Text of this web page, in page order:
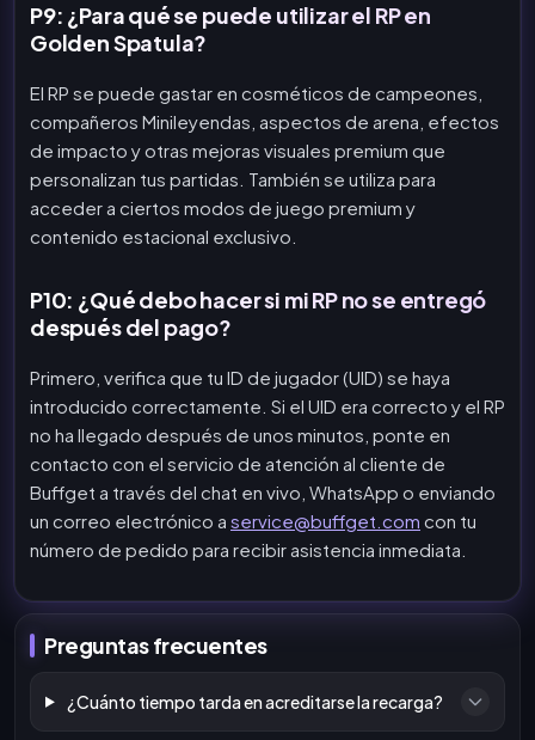
P9: ¿Para qué se puede utilizar el RP en
Golden Spatula?
El RP se puede gastar en cosméticos de campeones,
compañeros Minileyendas, aspectos de arena, efectos
de impacto y otras mejoras visuales premium que
personalizan tus partidas. También se utiliza para
acceder a ciertos modos de juego premium y
contenido estacional exclusivo.
P10: ¿Qué debo hacer si mi RP no se entregó
después del pago?
Primero, verifica que tu ID de jugador (UID) se haya
introducido correctamente. Si el UID era correcto y el RP
no ha llegado después de unos minutos, ponte en
contacto con el servicio de atención al cliente de
Buffget a través del chat en vivo, WhatsApp o enviando
un correo electrónico a service@buffget.com con tu
número de pedido para recibir asistencia inmediata.
Preguntas frecuentes
¿Cuánto tiempo tarda en acreditarse la recarga?